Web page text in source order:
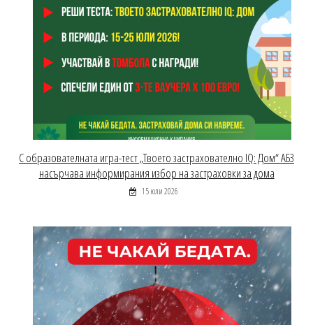
С образователната игра-тест „Твоето застрахователно IQ: Дом“ АБЗ
насърчава информирания избор на застраховки за дома
15 юли 2026